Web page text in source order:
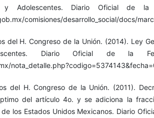
Adolescentes. Diario Oficial de la
comisiones/desarrollo_social/docs/
del H. Congreso de la Unión. (2014). Ley
Diario Oficial de la
del H. Congreso de la Unión. (2011).
del artículo 4o. y se adiciona la
los Estados Unidos Mexicanos. Diario